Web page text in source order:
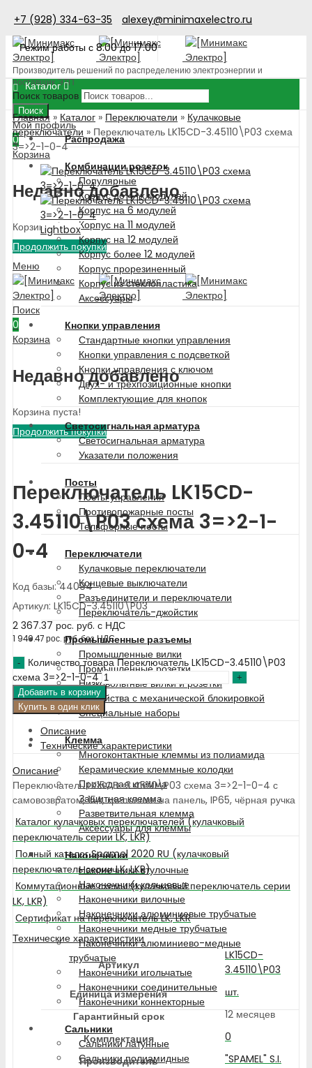
+7 (928) 334-63-35
alexey@minimaxelectro.ru
Режим работы с 8.00 до 17.00
Производитель решений по распределению электроэнергии и
поставщик ЭТП
Поиск товаров
Поиск
Мой профиль
0
Корзина
Недавно добавлено
Корзина пуста!
Продолжить покупки
Меню
Поиск
0
Корзина
Недавно добавлено
Корзина пуста!
Продолжить покупки
Каталог
Распродажа
Комбинации розеток
Популярные
Корпус до 4-х модулей
Корпус на 6 модулей
Корпус на 11 модулей
Корпус на 12 модулей
Корпус более 12 модулей
Корпус прорезиненный
Корпус из стеклопластика
Аксессуары
Кнопки управления
Стандартные кнопки управления
Кнопки управления с подсветкой
Кнопки управления с ключом
Двух- и трехпозиционные кнопки
Комплектующие для кнопок
Светосигнальная арматура
Светосигнальная арматура
Указатели положения
Посты
Посты управления
Противопожарные посты
Тельферные посты
Переключатели
Кулачковые переключатели
Концевые выключатели
Разъединители и переключатели
Переключатель-джойстик
Промышленные разъемы
Промышленные вилки
Промышленные розетки
Низковольтные вилки и розетки
Устройства с механической блокировкой
Специальные наборы
Клемма
Многоконтактные клеммы из полиамида
Керамические клеммные колодки
Проходная клемма
Защитная клемма
Разветвительная клемма
Аксессуары для клеммы
Наконечники
Наконечники втулочные
Наконечники кольцевые
Наконечники вилочные
Наконечники алюминиевые трубчатые
Наконечники медные трубчатые
Наконечники алюминиево-медные
трубчатые
Наконечники игольчатые
Наконечники соединительные
Наконечники коннекторные
Сальники
Сальники латунные
Сальники полиамидные
Главная » Каталог » Переключатели » Кулачковые
переключатели » Переключатель LK15CD-3.45110\P03 схема
3=>2-1-0-4
Lightbox
Переключатель LK15CD-
3.45110\P03 схема 3=>2-1-
0-4
Код базы: 44094
Артикул: LK15CD-3.45110\P03
2 367.37 рос. руб. с НДС
1 940.47рос. руб.без НДС
Количество товара Переключатель LK15CD-3.45110\P03
схема 3=>2-1-0-4
Добавить в корзину
Купить в один клик
Описание
Технические характеристики
Описание
Переключатель LK15CD-3.45110\P03 схема 3=>2-1-0-4 с
самовозвратом, 15A, крепление на панель, IP65, чёрная ручка
Каталог кулачковых переключателей (кулачковый
переключатель серии LK, LKR)
Полный каталог Spamel 2020 RU (кулачковый
переключатель серии LK, LKR)
Коммутационные схемы (кулачковый переключатель серии
LK, LKR)
Сертификат на переключатель LK, LKR
Технические характеристики
Артикул
LK15CD-
3.45110\P03
Единица измерения
шт.
Гарантийный срок
12 месяцев
Комплектация
0
Производитель
"SPAMEL" S.I.